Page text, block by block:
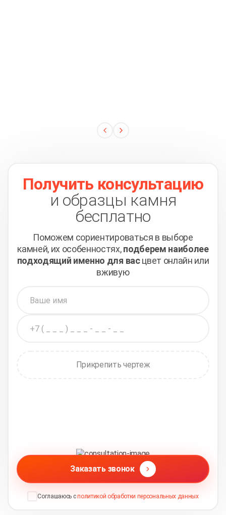
Получить консультацию
и образцы камня
бесплатно
Поможем сориентироваться в выборе
камней, их особенностях,подберем наиболее
подходящий именно для васцвет онлайн или
вживую
Прикрепить чертеж
Заказать звонок
Соглашаюсь с политикой обработки персональных данных